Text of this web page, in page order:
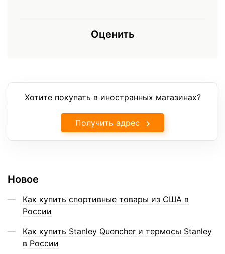
Оценить
Хотите покупать в иностранных магазинах?
Получить адрес
Новое
Как купить спортивные товары из США в
России
Как купить Stanley Quencher и термосы Stanley
в России